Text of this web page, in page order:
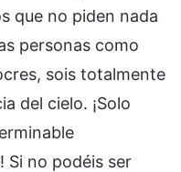
que no piden nada
personas como
sois totalmente
del cielo. ¡Solo
Si no podéis ser